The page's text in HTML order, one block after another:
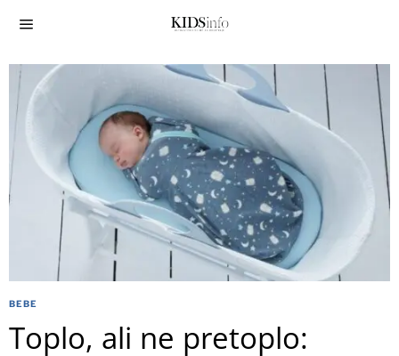
BEBE
Toplo, ali ne pretoplo: